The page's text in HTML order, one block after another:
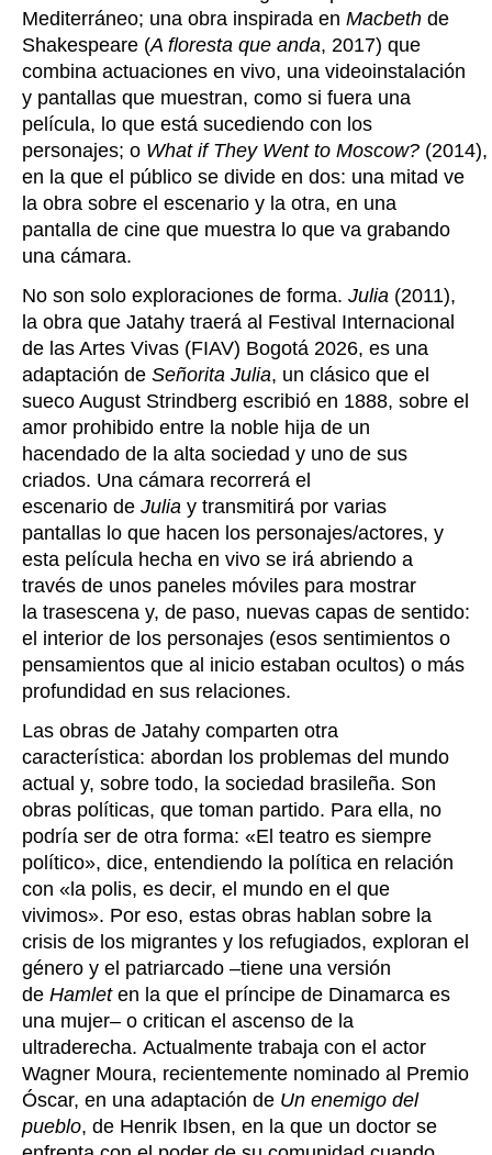
Mediterráneo; una obra inspirada en Macbeth de
Shakespeare (A floresta que anda, 2017) que
combina actuaciones en vivo, una videoinstalación
y pantallas que muestran, como si fuera una
película, lo que está sucediendo con los
personajes; o What if They Went to Moscow? (2014),
en la que el público se divide en dos: una mitad ve
la obra sobre el escenario y la otra, en una
pantalla de cine que muestra lo que va grabando
una cámara.
No son solo exploraciones de forma. Julia (2011),
la obra que Jatahy traerá al Festival Internacional
de las Artes Vivas (FIAV) Bogotá 2026, es una
adaptación de Señorita Julia, un clásico que el
sueco August Strindberg escribió en 1888, sobre el
amor prohibido entre la noble hija de un
hacendado de la alta sociedad y uno de sus
criados. Una cámara recorrerá el
escenario de Julia y transmitirá por varias
pantallas lo que hacen los personajes/actores, y
esta película hecha en vivo se irá abriendo a
través de unos paneles móviles para mostrar
la trasescena y, de paso, nuevas capas de sentido:
el interior de los personajes (esos sentimientos o
pensamientos que al inicio estaban ocultos) o más
profundidad en sus relaciones.
Las obras de Jatahy comparten otra
característica: abordan los problemas del mundo
actual y, sobre todo, la sociedad brasileña. Son
obras políticas, que toman partido. Para ella, no
podría ser de otra forma: «El teatro es siempre
político», dice, entendiendo la política en relación
con «la polis, es decir, el mundo en el que
vivimos». Por eso, estas obras hablan sobre la
crisis de los migrantes y los refugiados, exploran el
género y el patriarcado –tiene una versión
de Hamlet en la que el príncipe de Dinamarca es
una mujer– o critican el ascenso de la
ultraderecha. Actualmente trabaja con el actor
Wagner Moura, recientemente nominado al Premio
Óscar, en una adaptación de Un enemigo del
pueblo, de Henrik Ibsen, en la que un doctor se